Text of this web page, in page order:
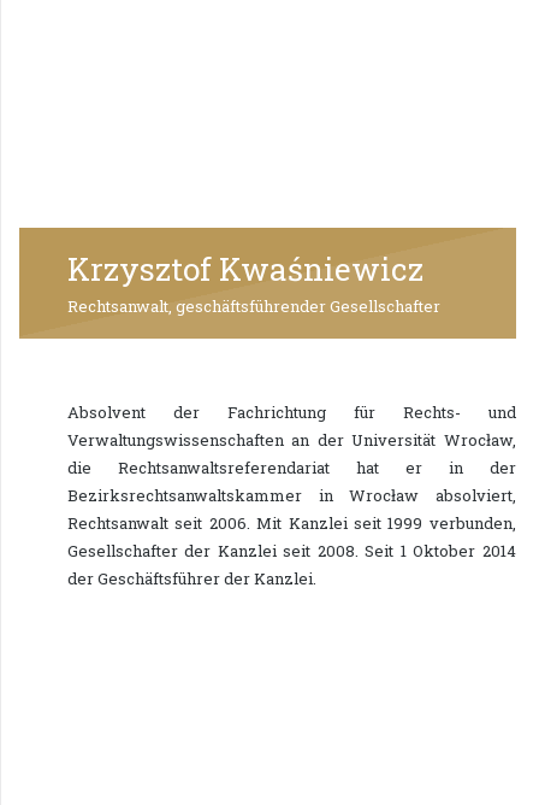
Krzysztof Kwaśniewicz
Rechtsanwalt, geschäftsführender Gesellschafter
Absolvent der Fachrichtung für Rechts- und
Verwaltungswissenschaften an der Universität Wrocław,
die Rechtsanwaltsreferendariat hat er in der
Bezirksrechtsanwaltskammer in Wrocław absolviert,
Rechtsanwalt seit 2006. Mit Kanzlei seit 1999 verbunden,
Gesellschafter der Kanzlei seit 2008. Seit 1 Oktober 2014
der Geschäftsführer der Kanzlei.